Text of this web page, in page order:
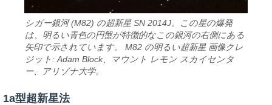
シガー銀河 (M82) の超新星 SN 2014J。この星の爆発
は、明るい青色の円盤が特徴的なこの銀河の右側にある
矢印で示されています。 M82 の明るい超新星 画像クレ
ジット: Adam Block、マウント レモン スカイセンタ
ー、アリゾナ大学。
1a型超新星法